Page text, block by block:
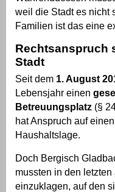
weil die Stadt es nicht
Familien ist das eine
Rechtsanspruch
Stadt
Seit dem 1. August
Lebensjahr einen
Betreuungsplatz (§
hat Anspruch auf
Haushaltslage.
Doch Bergisch
mussten in den
einzuklagen, auf den